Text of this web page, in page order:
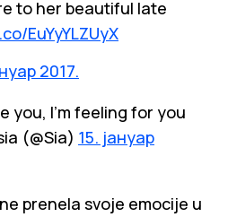
to her beautiful late
EuYyYLZUyX
2017.
you, I’m feeling for you
(@Sia) 15. јануар
prenela svoje emocije u